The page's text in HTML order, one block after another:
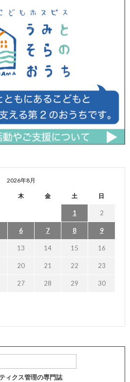
2026年8月
木 金 土 日
1 2
6 7 8 9
13 14 15 16
20 21 22 23
27 28 29 30
ィクス管理の専門誌